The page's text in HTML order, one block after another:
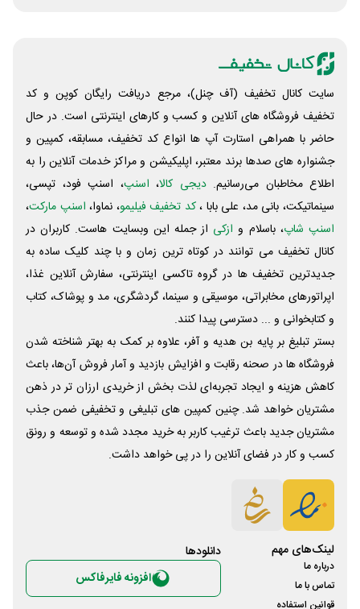
سایت کانال تخفیف (آف چنل)، مرجع دریافت رایگان کوپن و کد
تخفیف فروشگاه های آنلاین و کسب و‌ کارهای اینترنتی است. در حال
حاضر با همراهی استارت آپ ها انواع کد تخفیف، مسابقه، کمپین و
جشنواره های صدها برند معتبر، اپلیکیشن و مراکز خدمات آنلاین را به
اطلاع مخاطبان می‌رسانیم. دیجی کالا، اسنپ، اسنپ فود، تپسی،
سینماتیکت، بانی مد، علی‌ بابا ،کد تخفیف فیلیمو، نماوا، اسنپ مارکت،
اسنپ شاپ، باسلام و ازکی از جمله این وبسایت ‌هاست. کاربران در
کانال تخفیف می توانند در کوتاه ترین زمان و با چند کلیک ساده به
جدیدترین تخفیف ها در گروه تاکسی اینترنتی، سفارش آنلاین غذا،
اپراتورهای مخابراتی، موسیقی و سینما، گردشگری، مد و پوشاک، کتاب
و کتابخوانی و ... دسترسی پیدا کنند.
بستر تبلیغ بر پایه بن هدیه و آفر، علاوه بر کمک به بهتر شناخته شدن
فروشگاه ها در صحنه رقابت و افزایش بازدید و آمار فروش آن‌ها، باعث
کاهش هزینه و ایجاد تجربه‌ای لذت بخش از خریدی ارزان تر در ذهن
مشتریان خواهد شد. چنین کمپین های تبلیغی و تخفیفی ضمن جذب
مشتریان جدید باعث ترغیب کاربر به خرید مجدد شده و توسعه و رونق
کسب و کار در فضای آنلاین را در پی خواهد داشت.
لینک‌های مهم
درباره ما
تماس با ما
قوانین استفاده
دانلود‌ها
افزونه فایرفاکس